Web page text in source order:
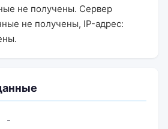
не получены. Сервер
не получены, IP-адрес:
-